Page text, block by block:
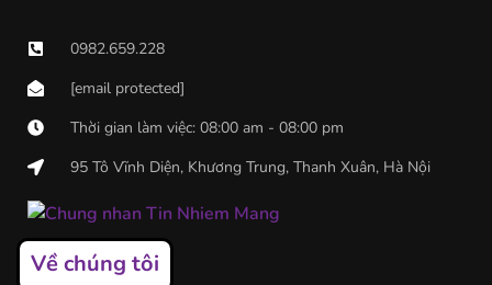
0982.659.228
[email protected]
Thời gian làm việc: 08:00 am - 08:00 pm
95 Tô Vĩnh Diện, Khương Trung, Thanh Xuân, Hà Nội
Về chúng tôi